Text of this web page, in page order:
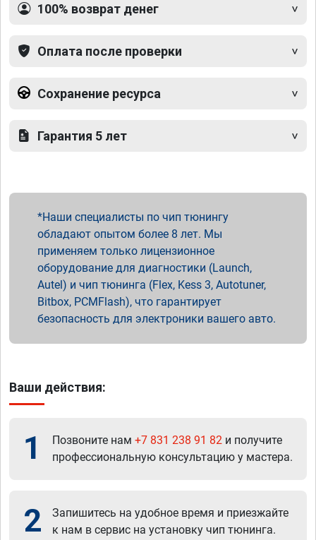
100% возврат денег
Оплата после проверки
Сохранение ресурса
Гарантия 5 лет
Наши специалисты по чип тюнингу
обладают опытом более 8 лет. Мы
применяем только лицензионное
оборудование для диагностики (Launch,
Autel) и чип тюнинга (Flex, Kess 3, Autotuner,
Bitbox, PCMFlash), что гарантирует
безопасность для электроники вашего авто.
Ваши действия:
1 Позвоните нам +7 831 238 91 82 и получите
профессиональную консультацию у мастера.
2
Запишитесь на удобное время и приезжайте
к нам в сервис на установку чип тюнинга.